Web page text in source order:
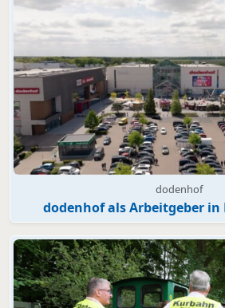
dodenhof
dodenhof als Arbeitgeber